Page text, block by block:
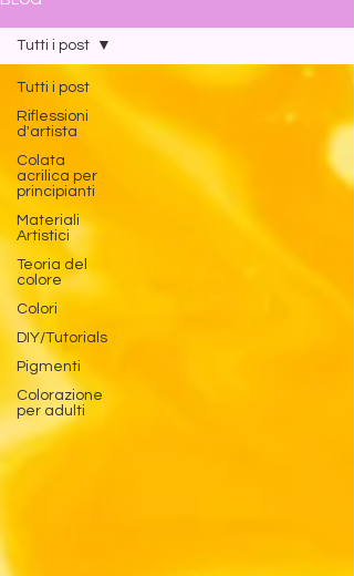
Tutti i post
Riflessioni
d'artista
Colata
acrilica per
principianti
Materiali
Artistici
Teoria del
colore
Colori
DIY/Tutorials
Pigmenti
Colorazione
per adulti
Tutti i post